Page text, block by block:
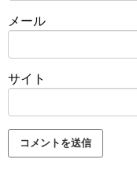
メール
サイト